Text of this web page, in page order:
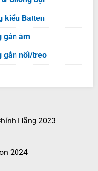
kiểu Batten
gắn âm
gắn nổi/treo
Hãng 2023
2024